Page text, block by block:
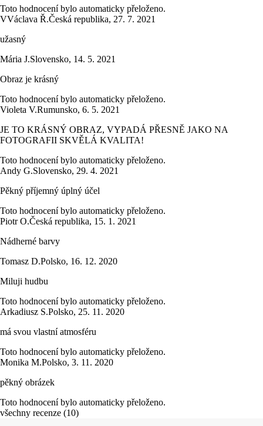
Toto hodnocení bylo automaticky přeloženo.
VVáclava Ř.Česká republika, 27. 7. 2021
užasný
Mária J.Slovensko, 14. 5. 2021
Obraz je krásný
Toto hodnocení bylo automaticky přeloženo.
Violeta V.Rumunsko, 6. 5. 2021
JE TO KRÁSNÝ OBRAZ, VYPADÁ PŘESNĚ JAKO NA
FOTOGRAFII SKVĚLÁ KVALITA!
Toto hodnocení bylo automaticky přeloženo.
Andy G.Slovensko, 29. 4. 2021
Pěkný příjemný úplný účel
Toto hodnocení bylo automaticky přeloženo.
Piotr O.Česká republika, 15. 1. 2021
Nádherné barvy
Tomasz D.Polsko, 16. 12. 2020
Miluji hudbu
Toto hodnocení bylo automaticky přeloženo.
Arkadiusz S.Polsko, 25. 11. 2020
má svou vlastní atmosféru
Toto hodnocení bylo automaticky přeloženo.
Monika M.Polsko, 3. 11. 2020
pěkný obrázek
Toto hodnocení bylo automaticky přeloženo.
všechny recenze (10)